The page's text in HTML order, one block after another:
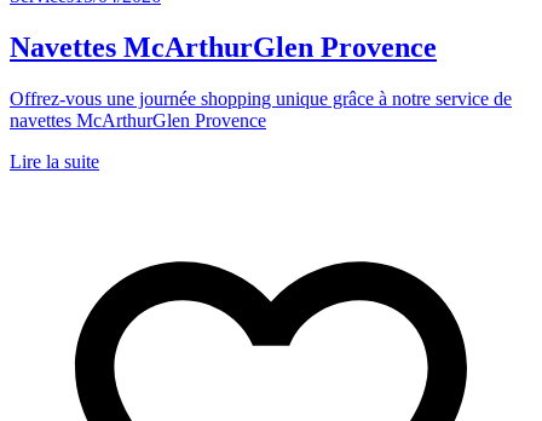
Navettes McArthurGlen Provence
Offrez-vous une journée shopping unique grâce à notre service de
navettes McArthurGlen Provence
Lire la suite